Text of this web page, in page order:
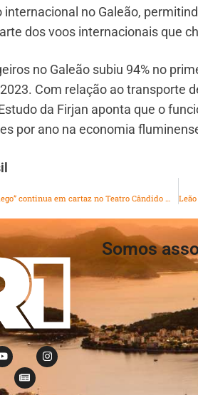
no Galeão,
dos voos internacionais que
no Galeão subiu 94% no
Com relação ao transporte
da Firjan aponta que o
por ano na economia
O espetáculo “Luz Del Fuego” continua em cartaz no Teatro Cândido Mendes, em Ipanema
Somos